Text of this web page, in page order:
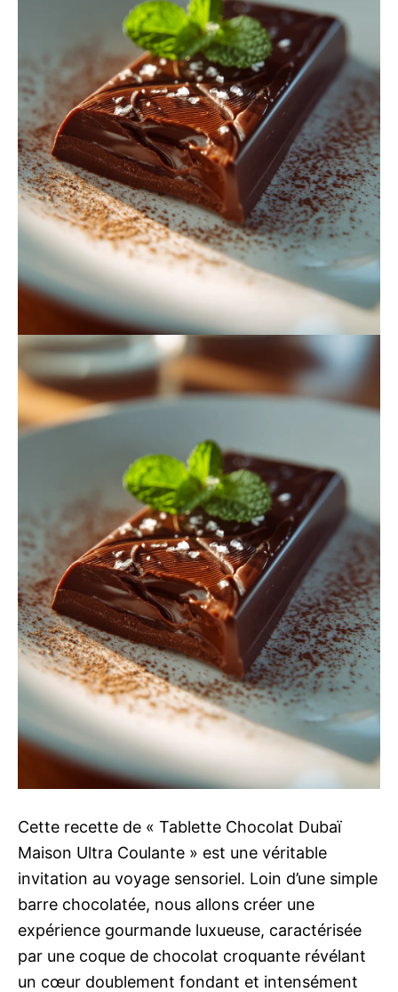
Cette recette de « Tablette Chocolat Dubaï
Maison Ultra Coulante » est une véritable
invitation au voyage sensoriel. Loin d’une simple
barre chocolatée, nous allons créer une
expérience gourmande luxueuse, caractérisée
par une coque de chocolat croquante révélant
un cœur doublement fondant et intensément